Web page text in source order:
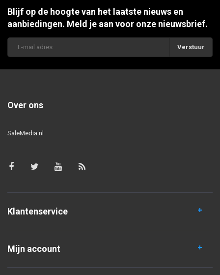
Blijf op de hoogte van het laatste nieuws en
aanbiedingen. Meld je aan voor onze nieuwsbrief.
Verstuur
Over ons
SaleMedia.nl
Klantenservice
Mijn account